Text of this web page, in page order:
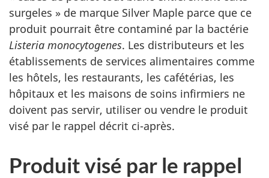
surgeles » de marque Silver Maple parce que ce
produit pourrait être contaminé par la bactérie
Listeria monocytogenes. Les distributeurs et les
établissements de services alimentaires comme
les hôtels, les restaurants, les cafétérias, les
hôpitaux et les maisons de soins infirmiers ne
doivent pas servir, utiliser ou vendre le produit
visé par le rappel décrit ci-après.
Produit visé par le rappel